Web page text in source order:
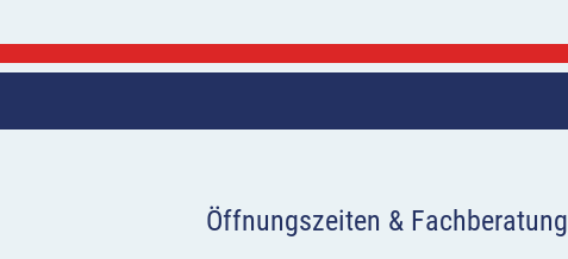
Öffnungszeiten & Fachberatung